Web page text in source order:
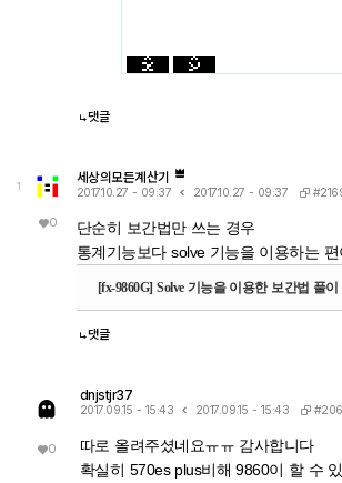
댓글
1
0
세상의모든계산기
2017.10.27 - 09:37 2017.10.27 - 09:37
단순히 보간법만 쓰는 경우
통계기능보다 solve 기능을 이용하는
[fx-9860G] Solve 기능을 이용한 보간법 풀이
댓글
0
dnjstjr37
2017.09.15 - 15:43 2017.09.15 - 15:43
따로 올려주셨네요ㅠㅠ 감사합니다
확실히 570es plus비해 9860이 할 수